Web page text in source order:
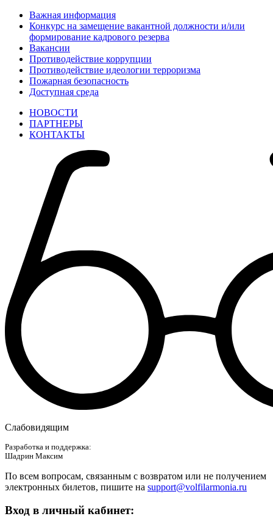
Важная информация
Конкурс на замещение вакантной должности и/или
формирование кадрового резерва
Вакансии
Противодействие коррупции
Противодействие идеологии терроризма
Пожарная безопасность
Доступная среда
НОВОСТИ
ПАРТНЕРЫ
КОНТАКТЫ
Слабовидящим
Разработка и поддержка:
Шадрин Максим
По всем вопросам, связанным с возвратом или не получением
электронных билетов, пишите на support@volfilarmonia.ru
Вход в личный кабинет: